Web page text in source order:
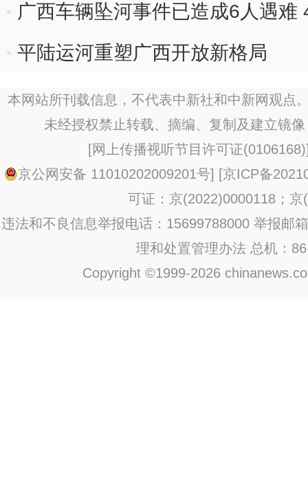
广西车辆坠河事件已造成6人遇难
平陆运河重塑广西开放新格局
本网站所刊载信息，不代表中新社和中新网观点
未经授权禁止转载、摘编、复制及建立镜
[网上传播视听节目许可证(0106168)
京公网安备 11010202009201号] [京ICP备
可证：京(2022)0000118；京
违法和不良信息举报电话：15699788000 举报邮
理和处置管理办法 总机：
Copyright ©1999-2026